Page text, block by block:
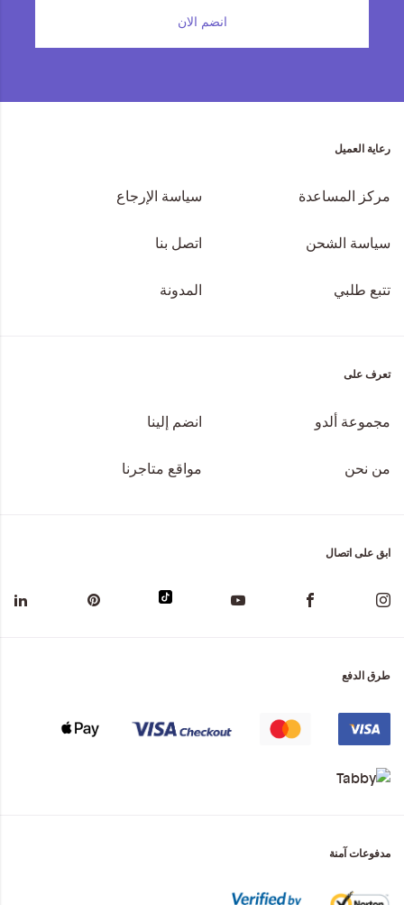
انضم الان
رعاية العميل
مركز المساعدة سياسة الإرجاع
سياسة الشحن اتصل بنا
تتبع طلبي المدونة
تعرف على
مجموعة ألدو انضم إلينا
من نحن مواقع متاجرنا
ابق على اتصال
طرق الدفع
مدفوعات آمنة